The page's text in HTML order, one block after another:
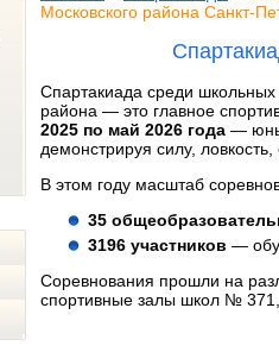
Московского района Санкт-
Спартакиада среди школьных
района — это главное
2025 по май 2026 года —
демонстрируя силу,
В этом году масштаб
35
3196 участников —
Соревнования прошли на
спортивные залы школ № 371,